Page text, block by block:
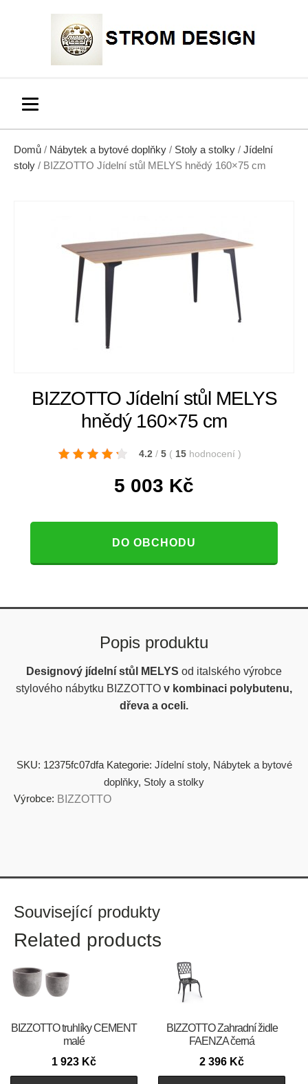
Domů / Nábytek a bytové doplňky / Stoly a stolky / Jídelní
stoly / BIZZOTTO Jídelní stůl MELYS hnědý 160×75 cm
BIZZOTTO Jídelní stůl MELYS
hnědý 160×75 cm
4.2 / 5 ( 15 hodnocení )
5 003 Kč
DO OBCHODU
Popis produktu
Designový jídelní stůl MELYS od italského výrobce
stylového nábytku BIZZOTTO v kombinaci polybutenu,
dřeva a oceli.
SKU: 12375fc07dfa Kategorie: Jídelní stoly, Nábytek a bytové
doplňky, Stoly a stolky
Výrobce: BIZZOTTO
Související produkty
Related products
BIZZOTTO truhlíky CEMENT
malé
1 923 Kč
BIZZOTTO Zahradní židle
FAENZA černá
2 396 Kč